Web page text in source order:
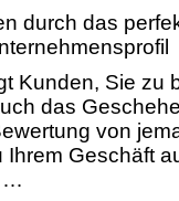
durch das
Kunden, Sie zu
das
von
Ihrem Geschäft
…